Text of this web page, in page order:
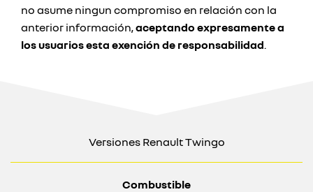
no asume ningun compromiso en relación con la
anterior información,aceptando expresamente a
los usuarios esta exención de responsabilidad.
Versiones Renault Twingo
Combustible